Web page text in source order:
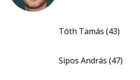
Tóth Tamás (43)
Sipos András (47)